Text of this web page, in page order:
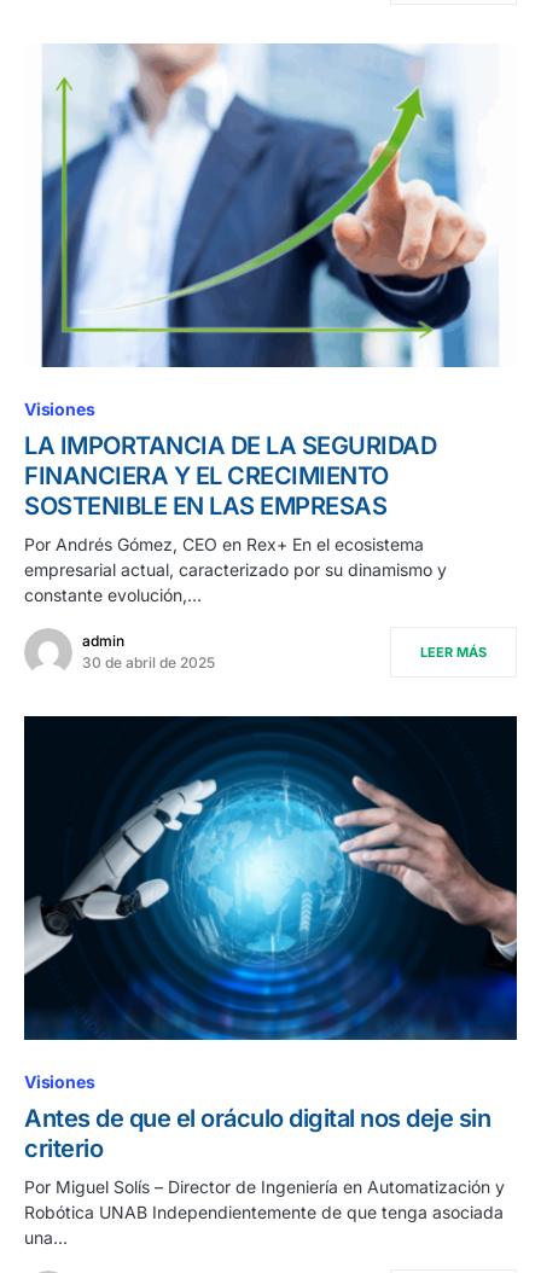
Visiones
LA IMPORTANCIA DE LA SEGURIDAD
FINANCIERA Y EL CRECIMIENTO
SOSTENIBLE EN LAS EMPRESAS
Por Andrés Gómez, CEO en Rex+ En el ecosistema
empresarial actual, caracterizado por su dinamismo y
constante evolución,…
admin
30 de abril de 2025
LEER MÁS
Visiones
Antes de que el oráculo digital nos deje sin
criterio
Por Miguel Solís – Director de Ingeniería en Automatización y
Robótica UNAB Independientemente de que tenga asociada
una…